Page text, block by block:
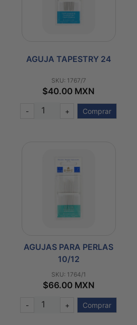
AGUJA TAPESTRY 24
SKU: 1767/7
$40.00 MXN
- + Comprar
AGUJAS PARA PERLAS
10/12
SKU: 1764/1
$66.00 MXN
- + Comprar